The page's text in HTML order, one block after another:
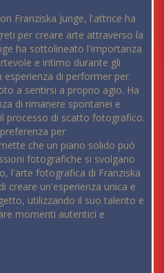
Franziska Junge, l'attrice ha
per creare arte attraverso la
ha sottolineato l'importanza
e intimo durante gli
di performer per
a sentirsi a proprio agio. Ha
di rimanere spontanei e
processo di scatto fotografico.
per
che un piano solido può
fotografiche si svolgano
l'arte fotografica di Franziska
creare un'esperienza unica e
utilizzando il suo talento e
momenti autentici e